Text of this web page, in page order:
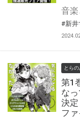
#新井
とら
第1
な
決
フ